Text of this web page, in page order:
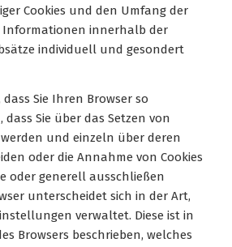
Cookies und den Umfang der
Informationen innerhalb der
individuell und gesondert
Sie Ihren Browser so
Sie über das Setzen von
und einzeln über deren
oder die Annahme von Cookies
oder generell ausschließen
unterscheidet sich in der Art,
verwaltet. Diese ist in
Browsers beschrieben, welches